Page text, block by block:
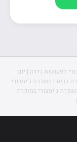
לפעוטות גדרה | יום
בבית | השכרת ג'ימבורי
ג'ימבורי במזכרת